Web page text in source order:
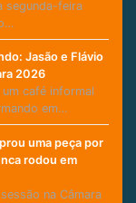
segunda-feira
Jasão e Flávio
2026
café informal
em…
uma peça por
rodou em
na Câmara